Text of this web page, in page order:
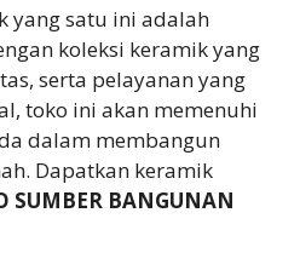
yang satu ini adalah
koleksi keramik yang
serta pelayanan yang
toko ini akan memenuhi
dalam membangun
Dapatkan keramik
SUMBER BANGUNAN